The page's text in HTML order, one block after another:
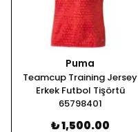
Puma
Teamcup Training Jersey
Erkek Futbol Tişörtü
65798401
₺ 1,500.00